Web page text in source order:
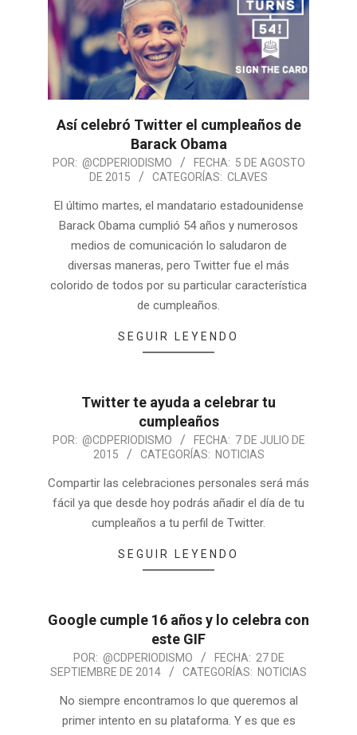
Así celebró Twitter el cumpleaños de
Barack Obama
POR: @CDPERIODISMO FECHA: 5 DE AGOSTO
DE 2015
CATEGORÍAS: CLAVES
El último martes, el mandatario estadounidense
Barack Obama cumplió 54 años y numerosos
medios de comunicación lo saludaron de
diversas maneras, pero Twitter fue el más
colorido de todos por su particular característica
de cumpleaños.
SEGUIR LEYENDO
Twitter te ayuda a celebrar tu
cumpleaños
POR: @CDPERIODISMO FECHA: 7 DE JULIO DE
2015
CATEGORÍAS: NOTICIAS
Compartir las celebraciones personales será más
fácil ya que desde hoy podrás añadir el día de tu
cumpleaños a tu perfil de Twitter.
SEGUIR LEYENDO
Google cumple 16 años y lo celebra con
este GIF
POR: @CDPERIODISMO FECHA: 27 DE
SEPTIEMBRE DE 2014
CATEGORÍAS: NOTICIAS
No siempre encontramos lo que queremos al
primer intento en su plataforma. Y es que es